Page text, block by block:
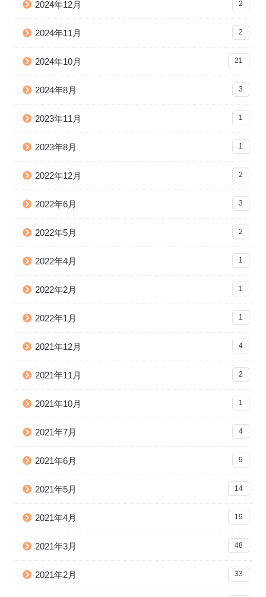
2024年12月 2
2024年11月 2
2024年10月 21
2024年8月 3
2023年11月 1
2023年8月 1
2022年12月 2
2022年6月 3
2022年5月 2
2022年4月 1
2022年2月 1
2022年1月 1
2021年12月 4
2021年11月 2
2021年10月 1
2021年7月 4
2021年6月 9
2021年5月 14
2021年4月 19
2021年3月 48
2021年2月 33